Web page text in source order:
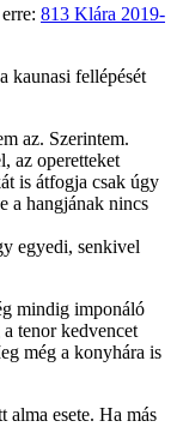
813 Klára 2019-
kaunasi fellépését
az. Szerintem.
az operetteket
is átfogja csak úgy
a hangjának nincs
egyedi, senkivel
mindig imponáló
tenor kedvencet
még a konyhára is
alma esete. Ha más